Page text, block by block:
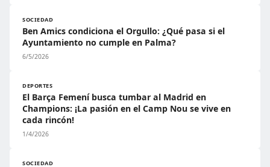
SOCIEDAD
Ben Amics condiciona el Orgullo: ¿Qué pasa si el
Ayuntamiento no cumple en Palma?
6/5/2026
DEPORTES
El Barça Femení busca tumbar al Madrid en
Champions: ¡La pasión en el Camp Nou se vive en
cada rincón!
1/4/2026
SOCIEDAD